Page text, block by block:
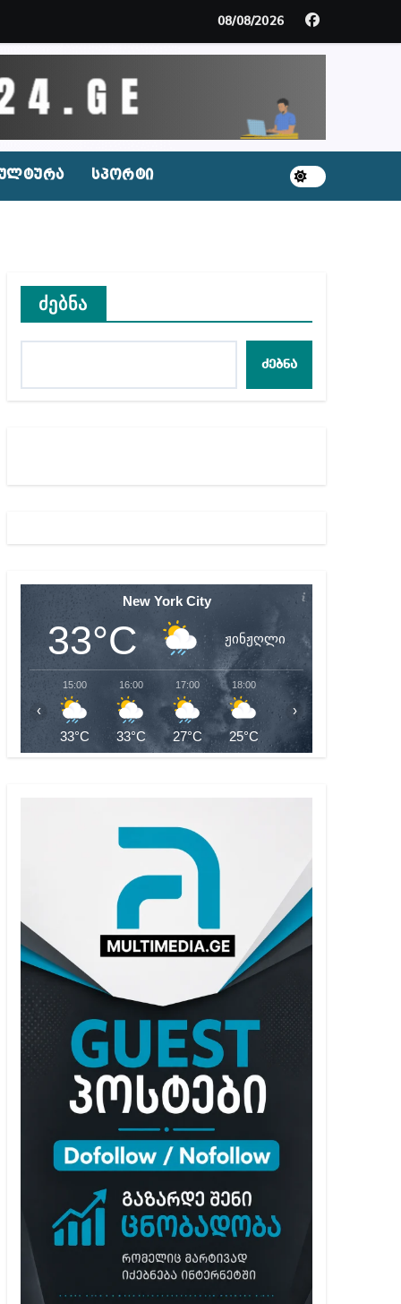
პატიმრობას ითვალისწინებს
შექმნილი რუსი ტურისტებისთვის, ჩვენი
– ეკა კუპატაძე ნანუკა ჟორჟოლიანს
საკანში მოთავსება, საერთაშორისო
ნაცვლად ცხენის ხორცი შეჰქონდათ
08/08/2026
სპორტი
ძებნა
ძებნა
New York City
33°C ჟინჟღლი
15:00
33°C
16:00
33°C
17:00
27°C
18:00
25°C
19:00
26°C
‹ ›